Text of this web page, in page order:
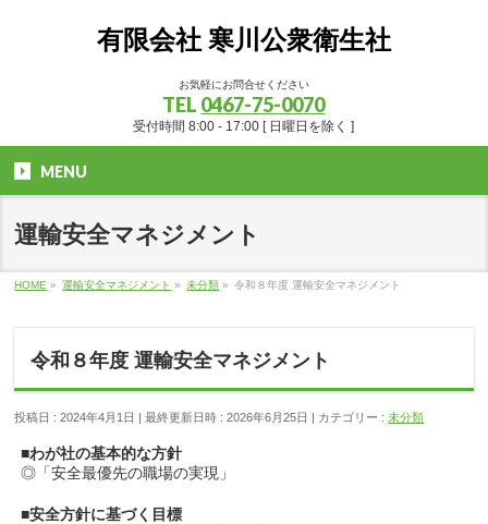
有限会社 寒川公衆衛生社
お気軽にお問合せください
TEL 0467-75-0070
受付時間 8:00 - 17:00 [ 日曜日を除く ]
MENU
運輸安全マネジメント
HOME » 運輸安全マネジメント » 未分類 » 令和８年度 運輸安全マネジメント
令和８年度 運輸安全マネジメント
投稿日 : 2024年4月1日 最終更新日時 : 2026年6月25日 カテゴリー :未分類
■わが社の基本的な方針
◎「安全最優先の職場の実現」
■安全方針に基づく目標